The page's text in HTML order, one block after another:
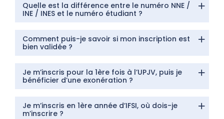
Quelle est la différence entre le numéro NNE /
INE / INES et le numéro étudiant ?
Comment puis-je savoir si mon inscription est
bien validée ?
Je m’inscris pour la 1ère fois à l’UPJV, puis je
bénéficier d’une exonération ?
Je m’inscris en 1ère année d’IFSI, où dois-je
m’inscrire ?